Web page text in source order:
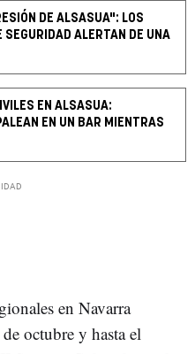
DE ALSASUA": LOS
ALERTAN DE UNA
EN ALSASUA:
EN UN BAR MIENTRAS
en Navarra
octubre y hasta el